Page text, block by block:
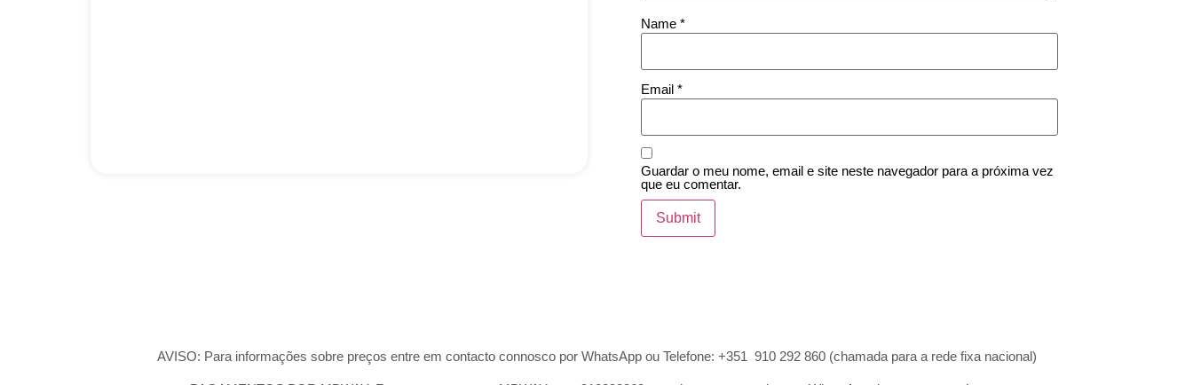
Name *
Email *
Guardar o meu nome, email e site neste navegador para a próxima vez
que eu comentar.
AVISO: Para informações sobre preços entre em contacto connosco por WhatsApp ou Telefone: +351 910 292 860 (chamada para a rede fixa nacional)